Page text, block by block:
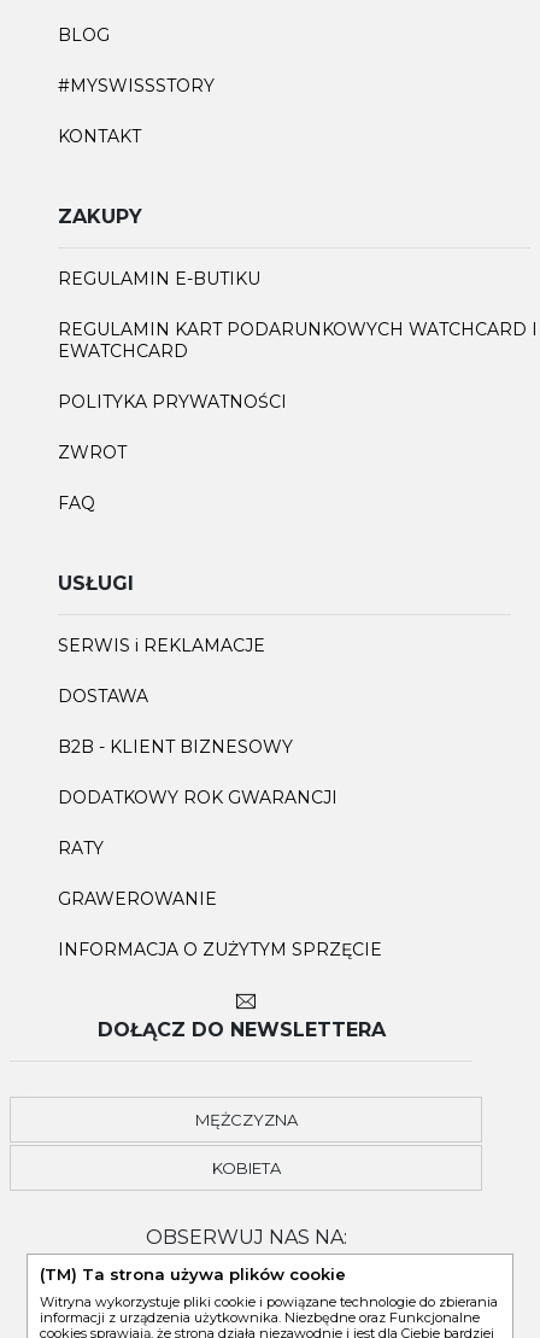
BLOG
#MYSWISSSTORY
KONTAKT
ZAKUPY
REGULAMIN E-BUTIKU
REGULAMIN KART PODARUNKOWYCH WATCHCARD I
EWATCHCARD
POLITYKA PRYWATNOŚCI
ZWROT
FAQ
USŁUGI
SERWIS i REKLAMACJE
DOSTAWA
B2B - KLIENT BIZNESOWY
DODATKOWY ROK GWARANCJI
RATY
GRAWEROWANIE
INFORMACJA O ZUŻYTYM SPRZĘCIE
DOŁĄCZ DO NEWSLETTERA
MĘŻCZYZNA
KOBIETA
OBSERWUJ NAS NA:
(TM) Ta strona używa plików cookie
Witryna wykorzystuje pliki cookie i powiązane technologie do zbierania
informacji z urządzenia użytkownika. Niezbędne oraz Funkcjonalne
cookies sprawiają, że strona działa niezawodnie i jest dla Ciebie bardziej